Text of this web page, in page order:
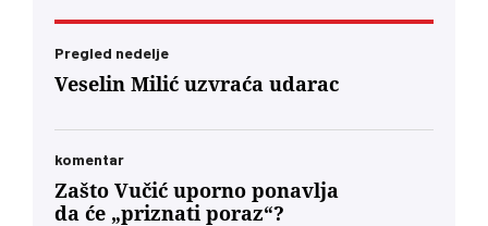
Pregled nedelje
Veselin Milić uzvraća udarac
komentar
Zašto Vučić uporno ponavlja
da će „priznati poraz“?